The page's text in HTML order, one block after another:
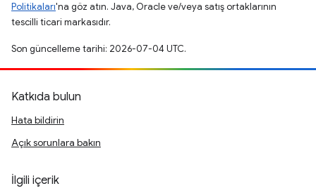
Politikaları'na göz atın. Java, Oracle ve/veya satış ortaklarının
tescilli ticari markasıdır.
Son güncelleme tarihi: 2026-07-04 UTC.
Katkıda bulun
Hata bildirin
Açık sorunlara bakın
İlgili içerik